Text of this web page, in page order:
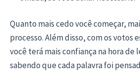
Quanto mais cedo você começar,
processo. Além disso, com os votos
você terá mais confiança na hora de
sabendo que cada palavra foi